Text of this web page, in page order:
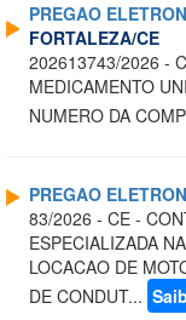
PREGAO
FORTALEZA/CE
202613743/2026 -
MEDICAMENTO
NUMERO DA
PREGAO
83/2026 - CE -
ESPECIALIZADA
LOCACAO DE
DE CONDUT...